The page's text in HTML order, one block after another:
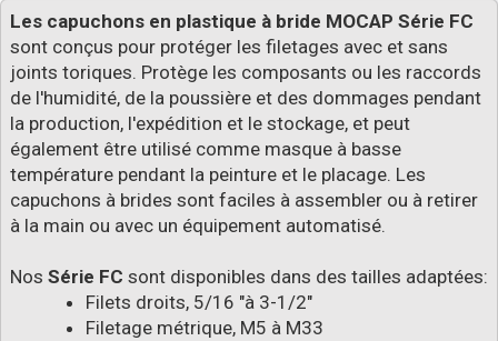
Les capuchons en plastique à bride MOCAP Série FC
sont conçus pour protéger les filetages avec et sans
joints toriques. Protège les composants ou les raccords
de l'humidité, de la poussière et des dommages pendant
la production, l'expédition et le stockage, et peut
également être utilisé comme masque à basse
température pendant la peinture et le placage. Les
capuchons à brides sont faciles à assembler ou à retirer
à la main ou avec un équipement automatisé.
Nos Série FC sont disponibles dans des tailles adaptées:
Filets droits, 5/16 "à 3-1/2"
Filetage métrique, M5 à M33